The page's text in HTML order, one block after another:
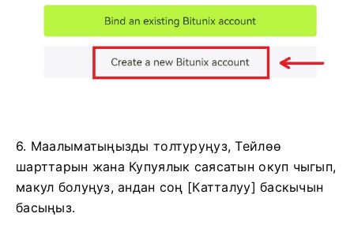
6. Маалыматыңызды толтуруңуз, Тейлөө
шарттарын жана Купуялык саясатын окуп чыгып,
макул болуңуз, андан соң [Катталуу] баскычын
басыңыз.